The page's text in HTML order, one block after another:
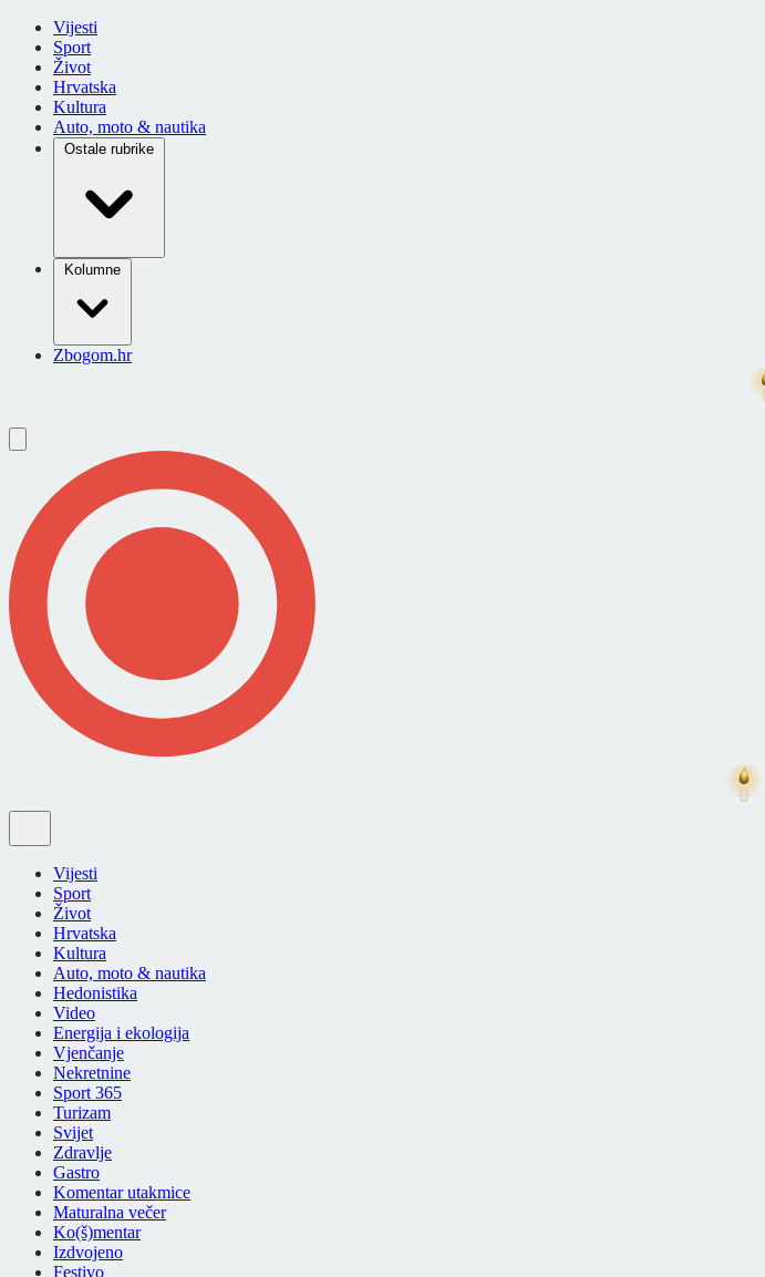
Vijesti
Sport
Život
Hrvatska
Kultura
Auto, moto & nautika
Ostale rubrike
Kolumne
Zbogom.hr
Vijesti
Sport
Život
Hrvatska
Kultura
Auto, moto & nautika
Hedonistika
Video
Energija i ekologija
Vjenčanje
Nekretnine
Sport 365
Turizam
Svijet
Zdravlje
Gastro
Komentar utakmice
Maturalna večer
Ko(š)mentar
Izdvojeno
Festivo